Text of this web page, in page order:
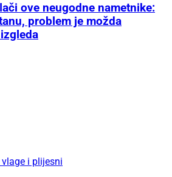
ove neugodne nametnike:
problem je možda
i plijesni